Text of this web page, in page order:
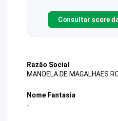
Consultar score
Razão Social
MANOELA DE MAGALHAES
Nome Fantasia
-